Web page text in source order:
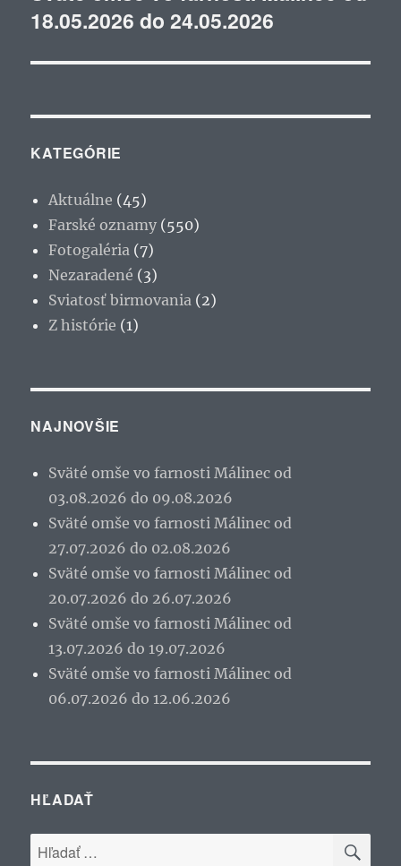
článok:
18.05.2026 do 24.05.2026
KATEGÓRIE
Aktuálne (45)
Farské oznamy (550)
Fotogaléria (7)
Nezaradené (3)
Sviatosť birmovania (2)
Z histórie (1)
NAJNOVŠIE
Sväté omše vo farnosti Málinec od
03.08.2026 do 09.08.2026
Sväté omše vo farnosti Málinec od
27.07.2026 do 02.08.2026
Sväté omše vo farnosti Málinec od
20.07.2026 do 26.07.2026
Sväté omše vo farnosti Málinec od
13.07.2026 do 19.07.2026
Sväté omše vo farnosti Málinec od
06.07.2026 do 12.06.2026
HĽADAŤ
Hľadať: